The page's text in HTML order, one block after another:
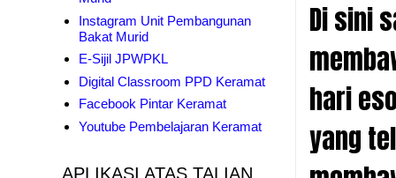
Di sini
hari
yang
Instagram Unit Pembangunan
Bakat Murid
E-Sijil JPWPKL
Digital Classroom PPD Keramat
Facebook Pintar Keramat
Youtube Pembelajaran Keramat
APLIKASI ATAS TALIAN